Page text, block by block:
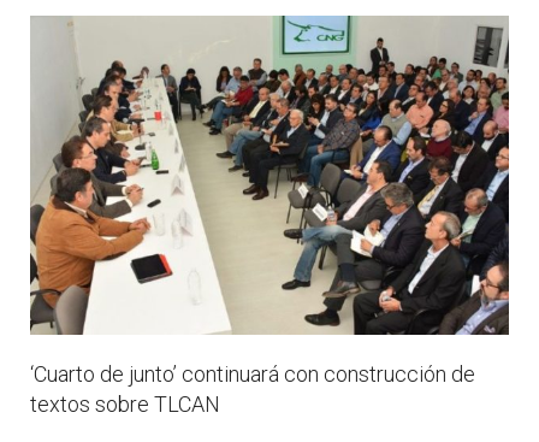
‘Cuarto de junto’ continuará con construcción de
textos sobre TLCAN